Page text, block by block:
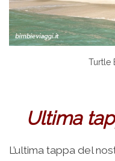
Turtle
Ultima
L’ultima tappa del